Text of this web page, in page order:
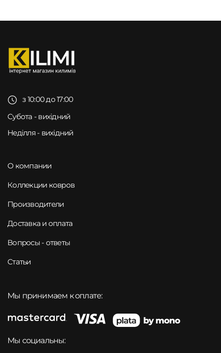
з 10:00 до 17:00
Субота - вихідний
Неділля - вихідний
О компании
Коллекции ковров
Производители
Доставка и оплата
Вопросы - ответы
Статьи
Мы принимаем к оплате:
Мы социальны: